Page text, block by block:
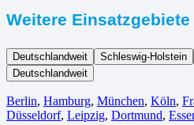
Weitere Einsatzgebiete
Deutschlandweit Schleswig-Holstein
Deutschlandweit
Berlin⁠, Hamburg, München, Köln⁠,
Düsseldorf, Leipzig, Dortmund,